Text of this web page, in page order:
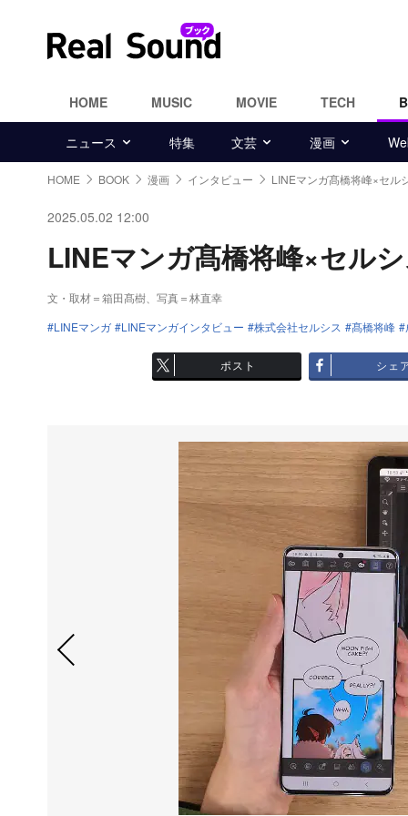
HOME MUSIC MOVIE TECH
ニュース 特集 文芸 漫画
HOME BOOK 漫画 インタビュー LINEマンガ髙橋将峰×セル
2025.05.02 12:00
LINEマンガ髙橋将峰×セル
文・取材＝箱田髙樹、写真＝林直幸
LINEマンガ
LINEマンガインタビュー 株式会社セルシス 髙橋将峰
ポスト シェ